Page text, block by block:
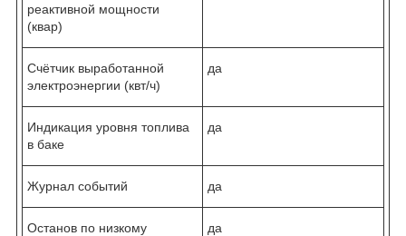
реактивной мощности
(квар)
Счётчик выработанной
электроэнергии (квт/ч)
да
Индикация уровня топлива
в баке
да
Журнал событий да
Останов по низкому
да